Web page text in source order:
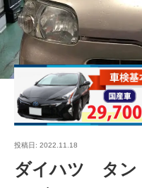
投稿日: 2022.11.18
ダイハツ タン